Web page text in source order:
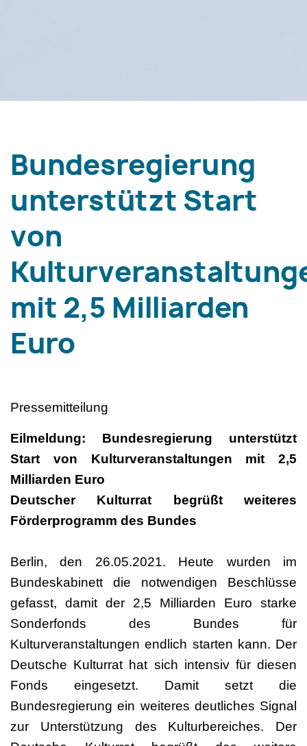
Bundesregierung
unterstützt Start
von
mit 2,5 Milliarden
Euro
Pressemitteilung
Eilmeldung: Bundesregierung unterstützt
Start von Kulturveranstaltungen mit 2,5
Milliarden Euro
Deutscher Kulturrat begrüßt weiteres
Förderprogramm des Bundes
Berlin, den 26.05.2021. Heute wurden im
Bundeskabinett die notwendigen Beschlüsse
gefasst, damit der 2,5 Milliarden Euro starke
Sonderfonds des Bundes für
Kulturveranstaltungen endlich starten kann. Der
Deutsche Kulturrat hat sich intensiv für diesen
Fonds eingesetzt. Damit setzt die
Bundesregierung ein weiteres deutliches Signal
zur Unterstützung des Kulturbereiches. Der